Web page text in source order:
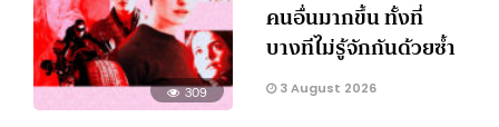
309
คนอื่นมากขึ้น ทั้งที่
บางทีไม่รู้จักกันด้วยซ้ำ
3 August 2026